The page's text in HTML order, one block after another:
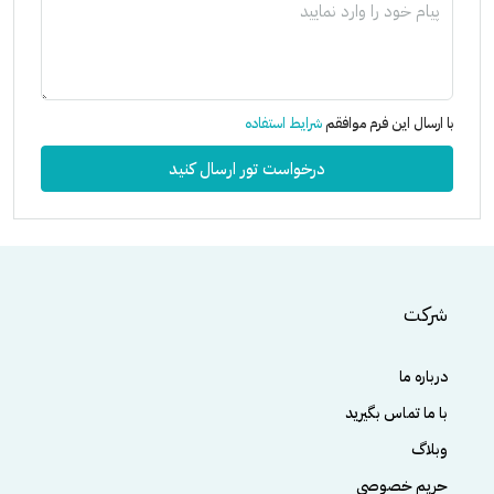
با ارسال این فرم موافقمشرایط استفاده
درخواست تور ارسال کنید
شرکت
درباره ما
با ما تماس بگیرید
وبلاگ
حریم خصوصی